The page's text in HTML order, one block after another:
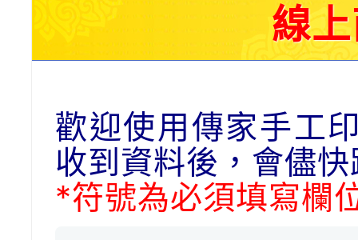
線
歡迎使用傳家手工
收到資料後，會儘
*符號為必須填寫欄